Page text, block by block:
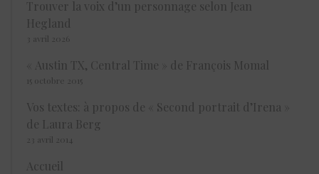
Trouver la voix d’un personnage selon Jean
Hegland
3 avril 2026
« Austin TX, Central Time » de François Momal
15 octobre 2015
Vos textes: à propos de « Second portrait d’Irena »
de Laura Berg
23 avril 2014
Accueil